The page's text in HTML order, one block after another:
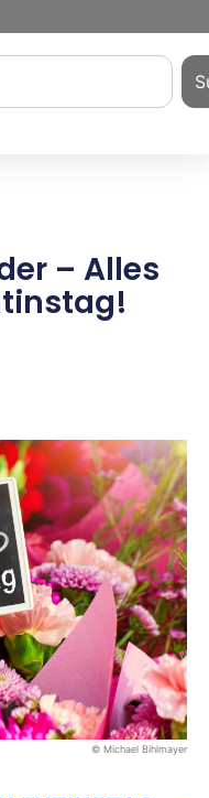
– Alles
© Michael Bihlmayer